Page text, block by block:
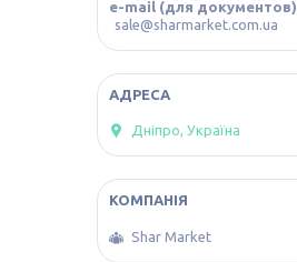
e-mail (для документов)
sale@sharmarket.com.ua
Дніпро, Україна
Shar Market